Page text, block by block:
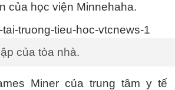
của học viện Minnehaha.
của tòa nhà.
Miner của trung tâm y tế